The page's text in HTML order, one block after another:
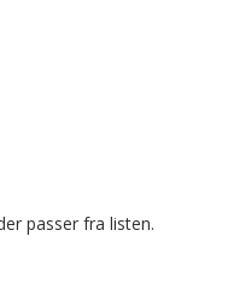
passer fra listen.